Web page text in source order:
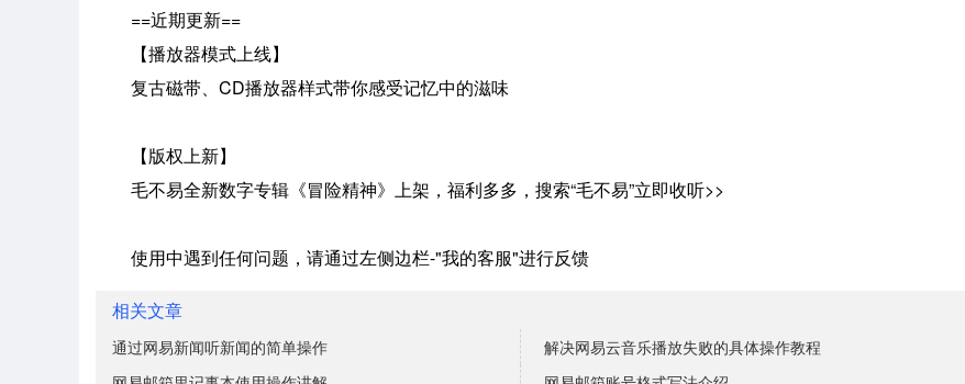
==近期更新==
【播放器模式上线】
复古磁带、CD播放器样式带你感受记忆中的滋味
【版权上新】
毛不易全新数字专辑《冒险精神》上架，福利多多，搜索“毛不易”立即收听>>
使用中遇到任何问题，请通过左侧边栏-"我的客服"进行反馈
相关文章
通过网易新闻听新闻的简单操作
解决网易云音乐播放失败的具体操作教程